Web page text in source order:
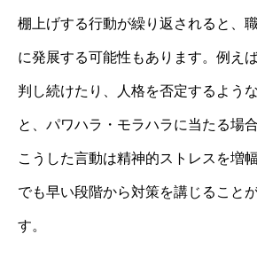
棚上げする行動が繰り返されると、
に発展する可能性もあります。例え
判し続けたり、人格を否定するよう
と、パワハラ・モラハラに当たる場
こうした言動は精神的ストレスを増
でも早い段階から対策を講じること
す。